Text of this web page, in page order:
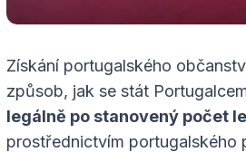
Získání portugalského
způsob, jak se stát
legálně po stanovený počet
prostřednictvím portugalského